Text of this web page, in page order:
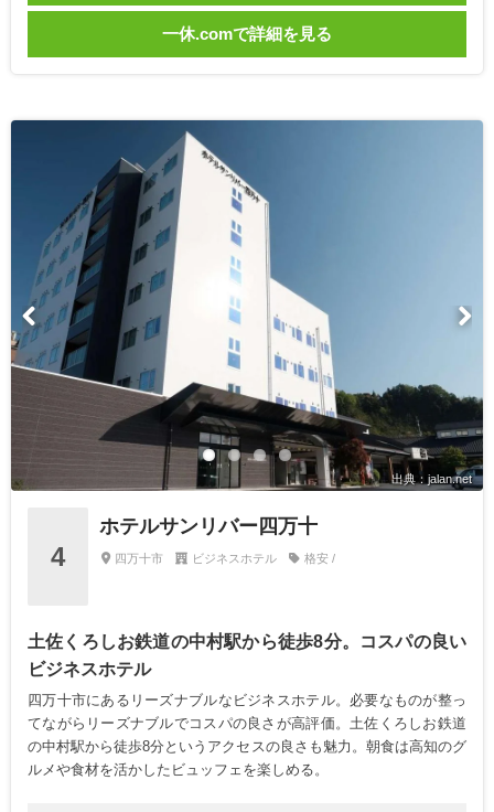
一休.comで詳細を見る
出典：jalan.net
4
ホテルサンリバー四万十
四万十市 ビジネスホテル 格安 /
土佐くろしお鉄道の中村駅から徒歩8分。コスパの良い
ビジネスホテル
四万十市にあるリーズナブルなビジネスホテル。必要なものが整っ
てながらリーズナブルでコスパの良さが高評価。土佐くろしお鉄道
の中村駅から徒歩8分というアクセスの良さも魅力。朝食は高知のグ
ルメや食材を活かしたビュッフェを楽しめる。